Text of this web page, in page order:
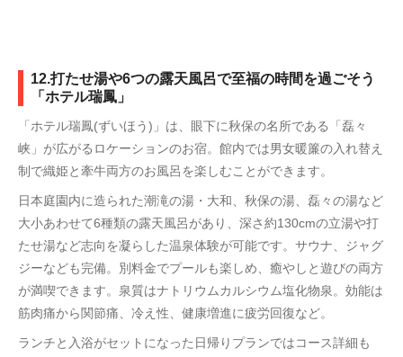
12.打たせ湯や6つの露天風呂で至福の時間を過ごそう
「ホテル瑞鳳」
「ホテル瑞鳳(ずいほう)」は、眼下に秋保の名所である「磊々
峡」が広がるロケーションのお宿。館内では男女暖簾の入れ替え
制で織姫と牽牛両方のお風呂を楽しむことができます。
日本庭園内に造られた潮滝の湯・大和、秋保の湯、磊々の湯など
大小あわせて6種類の露天風呂があり、深さ約130cmの立湯や打
たせ湯など志向を凝らした温泉体験が可能です。サウナ、ジャグ
ジーなども完備。別料金でプールも楽しめ、癒やしと遊びの両方
が満喫できます。泉質はナトリウムカルシウム塩化物泉。効能は
筋肉痛から関節痛、冷え性、健康増進に疲労回復など。
ランチと入浴がセットになった日帰りプランではコース詳細も